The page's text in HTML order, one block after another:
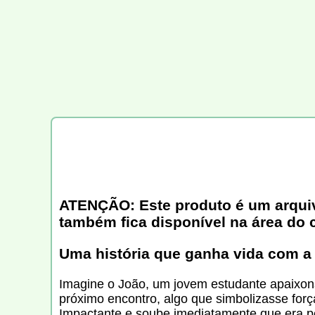
ATENÇÃO: Este produto é um
também fica disponível na área do
Uma história que ganha vida com
Imagine o João, um jovem estudante
próximo encontro, algo que simbolizasse